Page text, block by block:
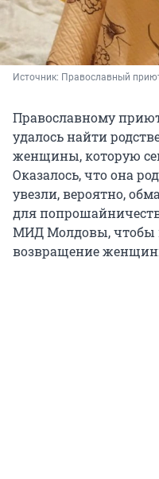
Источник: Православный
Православному
удалось найти
женщины, которую
Оказалось, что она
увезли, вероятно,
для
МИД Молдовы, чтобы
возвращение